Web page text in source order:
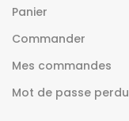
Panier
Commander
Mes commandes
Mot de passe perdu